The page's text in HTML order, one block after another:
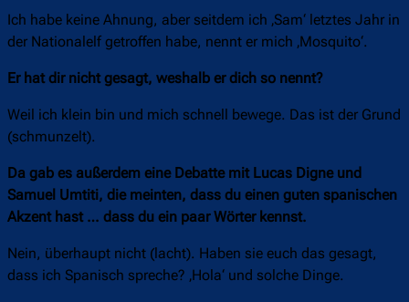
Ich habe keine Ahnung, aber seitdem ich ‚Sam‘ letztes Jahr in
der Nationalelf getroffen habe, nennt er mich ‚Mosquito‘.
Er hat dir nicht gesagt, weshalb er dich so nennt?
Weil ich klein bin und mich schnell bewege. Das ist der Grund
(schmunzelt).
Da gab es außerdem eine Debatte mit Lucas Digne und
Samuel Umtiti, die meinten, dass du einen guten spanischen
Akzent hast … dass du ein paar Wörter kennst.
Nein, überhaupt nicht (lacht). Haben sie euch das gesagt,
dass ich Spanisch spreche? ‚Hola‘ und solche Dinge.